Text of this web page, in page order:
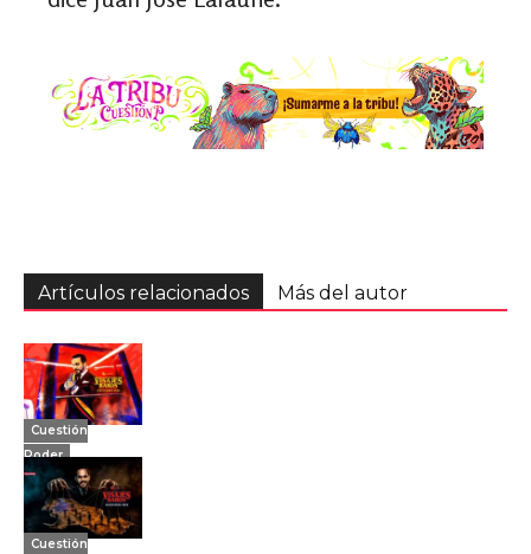
Artículos relacionados Más del autor
Cuestión
Poder
Cuestión